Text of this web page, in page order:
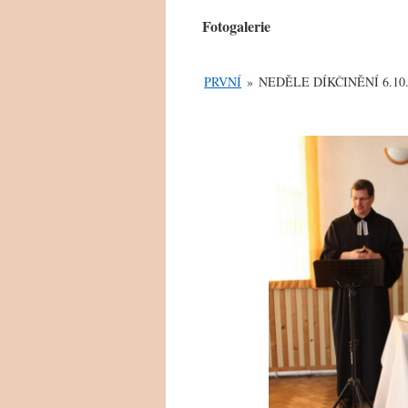
obsahu
Fotogalerie
PRVNÍ » NEDĚLE DÍKČINĚNÍ